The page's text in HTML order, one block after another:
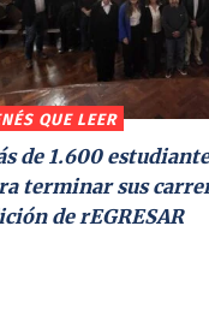
QUE LEER
de 1.600
terminar sus
de rEGRESAR